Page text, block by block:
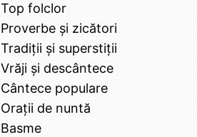
Top folclor
Proverbe și zicători
Tradiții și superstiții
Vrăji și descântece
Cântece populare
Orații de nuntă
Basme